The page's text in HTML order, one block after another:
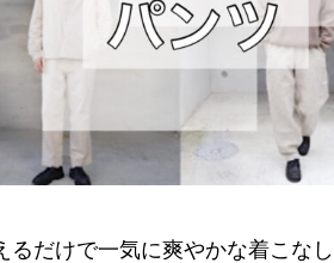
るだけで一気に爽やかな着こな